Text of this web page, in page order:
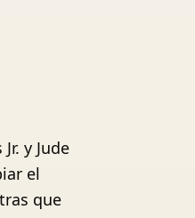
y Jude
el
que